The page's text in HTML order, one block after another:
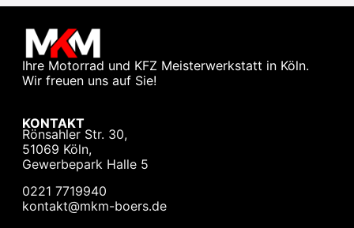
Ihre Motorrad und KFZ Meisterwerkstatt in Köln.
Wir freuen uns auf Sie!
KONTAKT
Rönsahler Str. 30,
51069 Köln,
Gewerbepark Halle 5
0221 7719940
kontakt@mkm-boers.de